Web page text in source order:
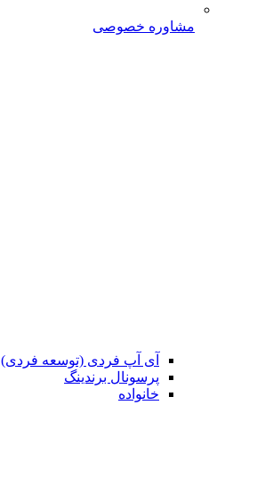
مشاوره خصوصی
آی آپ فردی (توسعه فردی)
پرسونال برندینگ
خانواده